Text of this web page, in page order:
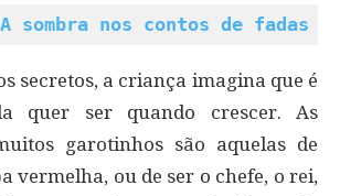
A sombra nos contos de fadas
secretos, a criança imagina que é
quer ser quando crescer. As
garotinhos são aquelas de
vermelha, ou de ser o chefe, o rei,